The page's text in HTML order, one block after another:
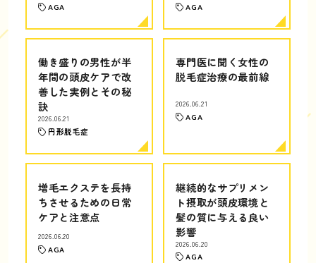
AGA AGA
働き盛りの男性が半
年間の頭皮ケアで改
善した実例とその秘
訣
2026.06.21
円形脱毛症
専門医に聞く女性の
脱毛症治療の最前線
2026.06.21
AGA
増毛エクステを長持
ちさせるための日常
ケアと注意点
2026.06.20
AGA
継続的なサプリメン
ト摂取が頭皮環境と
髪の質に与える良い
影響
2026.06.20
AGA